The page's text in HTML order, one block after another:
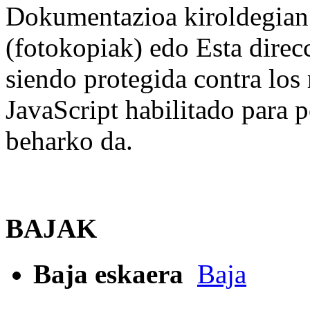
Dokumentazioa
(fotokopiak) edo Esta
siendo protegida contra los
JavaScript habilitado para
beharko da.
BAJAK
Baja eskaera Baja